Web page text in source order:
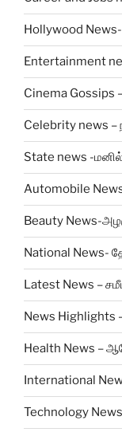
Hollywood
Entertainment
Cinema Gossips –
Celebrity news –
State news -
Automobile
Beauty News-
National News-
Latest News –
News Highlights
Health News –
International
Technology